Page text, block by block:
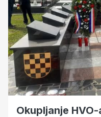
Okupljanje